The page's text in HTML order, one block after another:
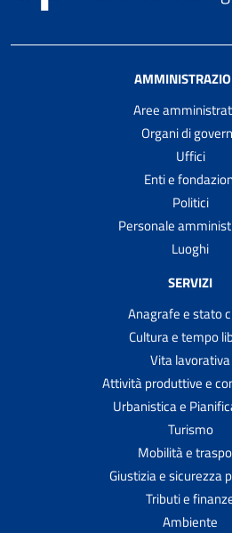
Aree
Organi di
Uffici
Enti e
Politici
Personale
Luoghi
SERVIZI
Anagrafe e stato
Cultura e tempo
Vita lavorativa
Attività produttive e
Urbanistica e
Turismo
Mobilità e
Giustizia e sicurezza
Tributi e
Ambiente